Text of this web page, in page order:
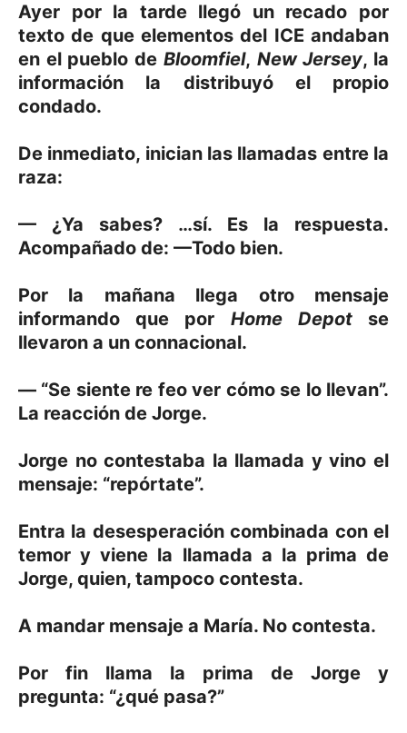
Ayer por la tarde llegó un recado por
texto de que elementos del ICE andaban
en el pueblo de Bloomfiel, New Jersey, la
información la distribuyó el propio
condado.
De inmediato, inician las llamadas entre la
raza:
— ¿Ya sabes? …sí. Es la respuesta.
Acompañado de: —Todo bien.
Por la mañana llega otro mensaje
informando que por Home Depotse
llevaron a un connacional.
— “Se siente re feo ver cómo se lo llevan”.
La reacción de Jorge.
Jorge no contestaba la llamada y vino el
mensaje: “repórtate”.
Entra la desesperación combinada con el
temor y viene la llamada a la prima de
Jorge, quien, tampoco contesta.
A mandar mensaje a María. No contesta.
Por fin llama la prima de Jorge y
pregunta: “¿qué pasa?”